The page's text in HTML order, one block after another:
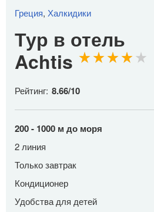
Греция, Халкидики
Тур в отель
Achtis
Рейтинг: 8.66/10
200 - 1000 м до моря
2 линия
Только завтрак
Кондиционер
Удобства для детей